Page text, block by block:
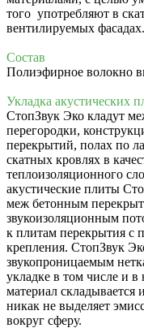
того употребляют в
вентилируемых фасадах.
Состав
Полиэфирное волокно
Укладка акустических
СтопЗвук Эко кладут
перегородки,
перекрытий, полах по
скатных кровлях в
теплоизоляционного
акустические плиты
меж бетонным
звукоизоляционным
к плитам перекрытия с
крепления. СтопЗвук
звукопроницаемым
укладке в том числе и в
материал складывается
никак не выделяет
вокруг сферу.